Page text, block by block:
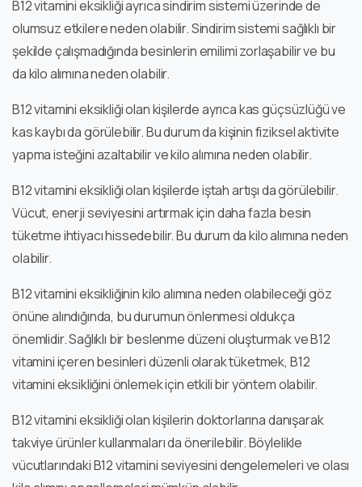
B12 vitamini eksikliği ayrıca sindirim sistemi üzerinde de
olumsuz etkilere neden olabilir. Sindirim sistemi sağlıklı bir
şekilde çalışmadığında besinlerin emilimi zorlaşabilir ve bu
da kilo alımına neden olabilir.
B12 vitamini eksikliği olan kişilerde ayrıca kas güçsüzlüğü ve
kas kaybı da görülebilir. Bu durum da kişinin fiziksel aktivite
yapma isteğini azaltabilir ve kilo alımına neden olabilir.
B12 vitamini eksikliği olan kişilerde iştah artışı da görülebilir.
Vücut, enerji seviyesini artırmak için daha fazla besin
tüketme ihtiyacı hissedebilir. Bu durum da kilo alımına neden
olabilir.
B12 vitamini eksikliğinin kilo alımına neden olabileceği göz
önüne alındığında, bu durumun önlenmesi oldukça
önemlidir. Sağlıklı bir beslenme düzeni oluşturmak ve B12
vitamini içeren besinleri düzenli olarak tüketmek, B12
vitamini eksikliğini önlemek için etkili bir yöntem olabilir.
B12 vitamini eksikliği olan kişilerin doktorlarına danışarak
takviye ürünler kullanmaları da önerilebilir. Böylelikle
vücutlarındaki B12 vitamini seviyesini dengelemeleri ve olası